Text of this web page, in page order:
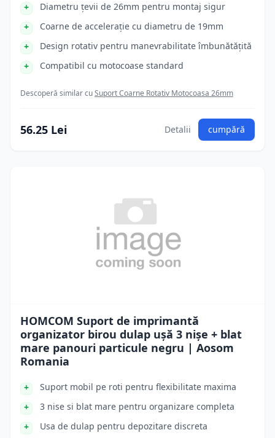
Diametru țevii de 26mm pentru montaj sigur
Coarne de accelerație cu diametru de 19mm
Design rotativ pentru manevrabilitate îmbunătățită
Compatibil cu motocoase standard
Descoperă similar cuSuport Coarne Rotativ Motocoasa 26mm
56.25 Lei Detalii cumpără
HOMCOM Suport de imprimantă
organizator birou dulap ușă 3 nișe + blat
mare panouri particule negru | Aosom
Romania
Suport mobil pe roti pentru flexibilitate maxima
3 nise si blat mare pentru organizare completa
Usa de dulap pentru depozitare discreta